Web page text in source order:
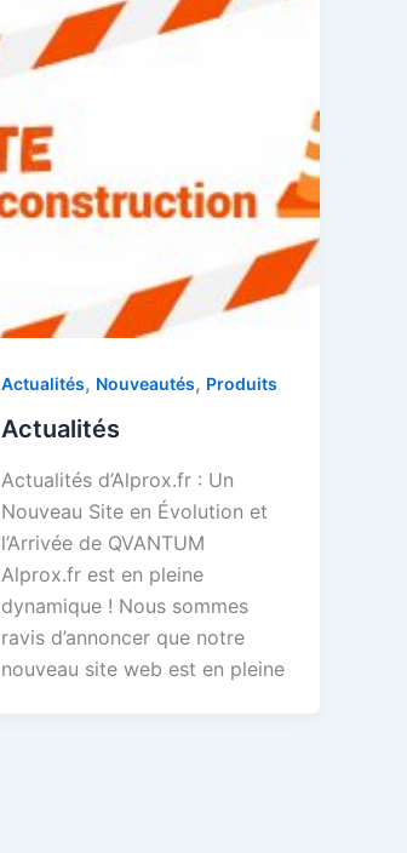
Actualités, Nouveautés, Produits
Actualités
Actualités d’Alprox.fr : Un
Nouveau Site en Évolution et
l’Arrivée de QVANTUM
Alprox.fr est en pleine
dynamique ! Nous sommes
ravis d’annoncer que notre
nouveau site web est en pleine